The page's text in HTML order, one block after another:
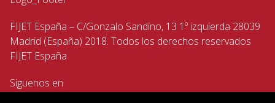
FIJET España – C/Gonzalo Sandino, 13 1º izquierda 28039
Madrid (España) 2018. Todos los derechos reservados
FIJET España
Siguenos en